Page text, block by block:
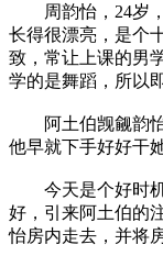
周韵怡，24岁，
长得很漂亮，是个
致，常让上课的男
学的是舞蹈，所以
阿土伯觊觎韵怡
他早就下手好好干
今天是个好时机
好，引来阿土伯的
怡房内走去，并将